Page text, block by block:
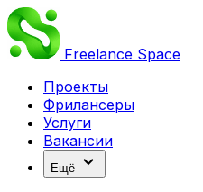
Freelance Space
Проекты
Фрилансеры
Услуги
Вакансии
Ещё expand_more